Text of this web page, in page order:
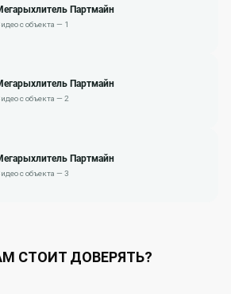
Партмайн
с объекта — 1
Партмайн
с объекта — 2
Партмайн
с объекта — 3
СТОИТ ДОВЕРЯТЬ?